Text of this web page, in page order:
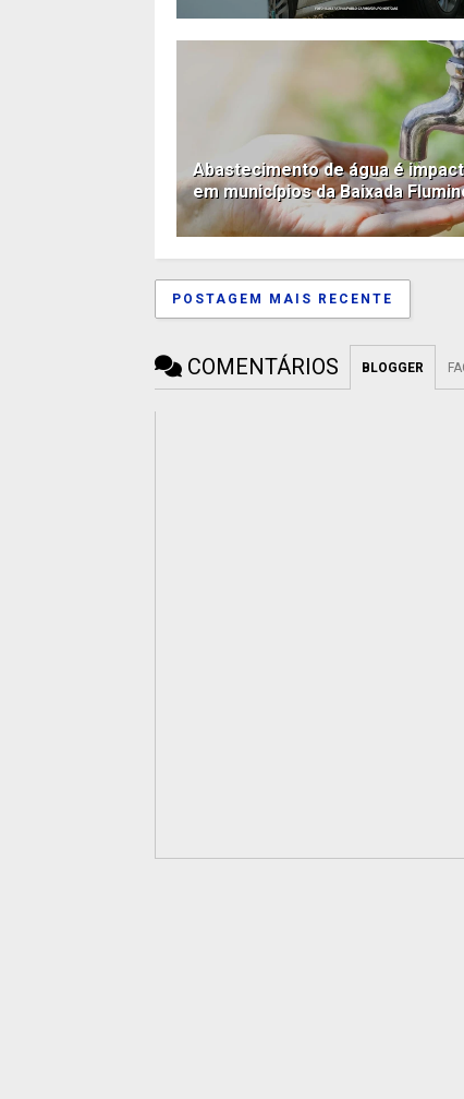
Abastecimento de água é
em municípios da Baixada
POSTAGEM MAIS RECENTE
COMENTÁRIOS BLOGGER